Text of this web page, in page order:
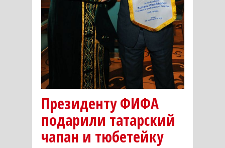
Президенту ФИФА
подарили татарский
чапан и тюбетейку